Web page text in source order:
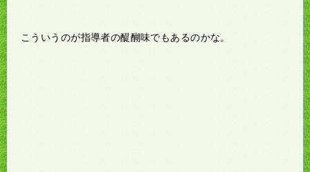
こういうのが指導者の醍醐味でもあるのかな。